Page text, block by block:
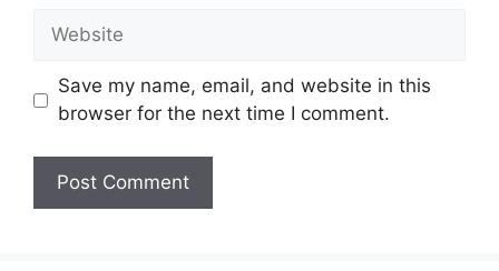
Website
Save my name, email, and website in this
browser for the next time I comment.